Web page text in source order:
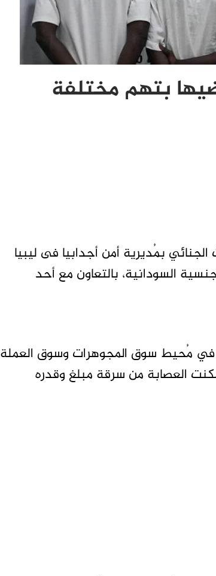
بتهم مختلفة
بمُديرية أمن أجدابيا فى ليبيا
السودانية، بالتعاون مع أحد
في مُحيط سوق المجوهرات وسوق العملة
العصابة من سرقة مبلغ وقدره